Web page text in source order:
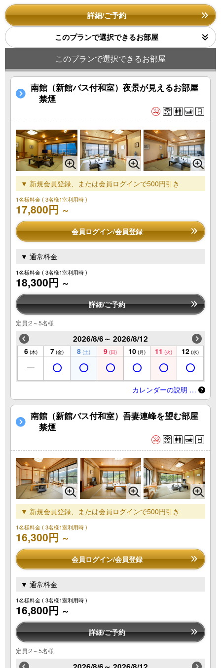
詳細/ご予約
このプランで選択できるお部屋
このプランで選択できるお部屋
南館（新館バス付和室）夜景が見えるお部屋
禁煙
▼ 新規会員登録、または会員ログインで500円引き
1名様料金( 3名様1室利用時 )
17,800円 ～
会員ログイン/会員登録
▼ 通常料金
1名様料金( 3名様1室利用時 )
18,300円 ～
詳細/ご予約
定員:2～5名様
2026/8/6～ 2026/8/12
6 (木) 7 (金) 8 (土) 9 (日) 10 (月) 11 (火) 12 (水)
カレンダーの説明 …
南館（新館バス付和室）吾妻連峰を望む部屋
禁煙
▼ 新規会員登録、または会員ログインで500円引き
1名様料金( 3名様1室利用時 )
16,300円 ～
会員ログイン/会員登録
▼ 通常料金
1名様料金( 3名様1室利用時 )
16,800円 ～
詳細/ご予約
定員:2～5名様